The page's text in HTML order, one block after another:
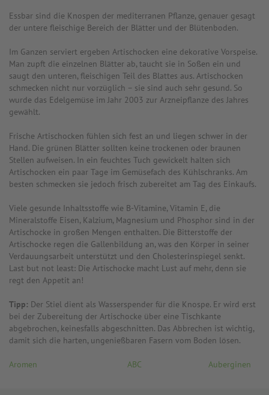
Essbar sind die Knospen der mediterranen Pflanze, genauer gesagt
der untere fleischige Bereich der Blätter und der Blütenboden.
Im Ganzen serviert ergeben Artischocken eine dekorative Vorspeise.
Man zupft die einzelnen Blätter ab, taucht sie in Soßen ein und
saugt den unteren, fleischigen Teil des Blattes aus. Artischocken
schmecken nicht nur vorzüglich – sie sind auch sehr gesund. So
wurde das Edelgemüse im Jahr 2003 zur Arzneipflanze des Jahres
gewählt.
Frische Artischocken fühlen sich fest an und liegen schwer in der
Hand. Die grünen Blätter sollten keine trockenen oder braunen
Stellen aufweisen. In ein feuchtes Tuch gewickelt halten sich
Artischocken ein paar Tage im Gemüsefach des Kühlschranks. Am
besten schmecken sie jedoch frisch zubereitet am Tag des Einkaufs.
Viele gesunde Inhaltsstoffe wie B-Vitamine, Vitamin E, die
Mineralstoffe Eisen, Kalzium, Magnesium und Phosphor sind in der
Artischocke in großen Mengen enthalten. Die Bitterstoffe der
Artischocke regen die Gallenbildung an, was den Körper in seiner
Verdauungsarbeit unterstützt und den Cholesterinspiegel senkt.
Last but not least: Die Artischocke macht Lust auf mehr, denn sie
regt den Appetit an!
Tipp: Der Stiel dient als Wasserspender für die Knospe. Er wird erst
bei der Zubereitung der Artischocke über eine Tischkante
abgebrochen, keinesfalls abgeschnitten. Das Abbrechen ist wichtig,
damit sich die harten, ungenießbaren Fasern vom Boden lösen.
Aromen ABC Auberginen